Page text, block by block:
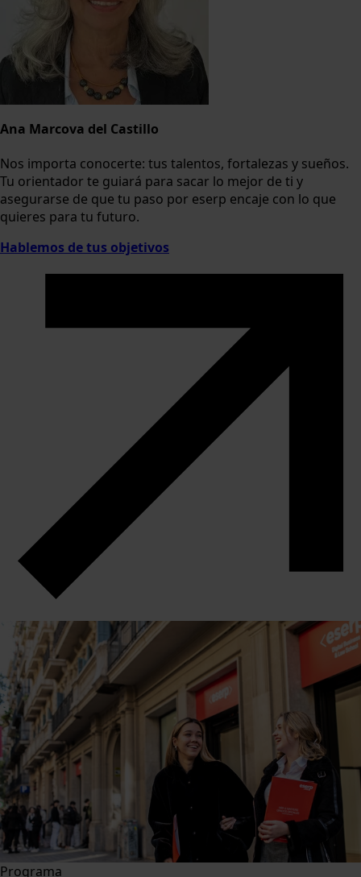
Ana Marcova del Castillo
Nos importa conocerte: tus talentos, fortalezas y sueños.
Tu orientador te guiará para sacar lo mejor de ti y
asegurarse de que tu paso por eserp encaje con lo que
quieres para tu futuro.
Hablemos de tus objetivos
Programa